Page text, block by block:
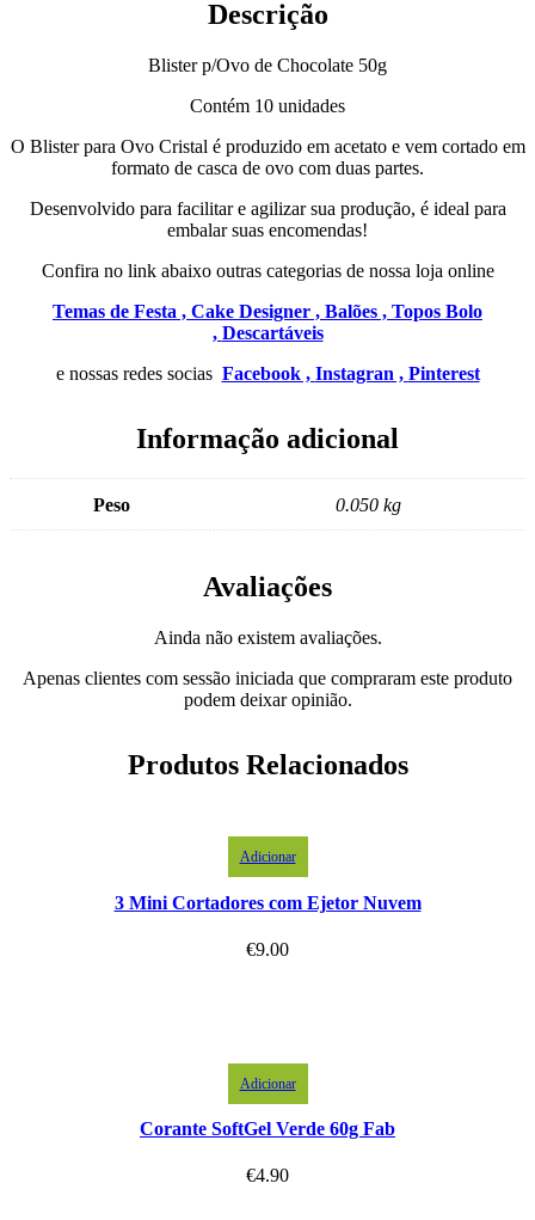
Descrição
Blister p/Ovo de Chocolate 50g
Contém 10 unidades
O Blister para Ovo Cristal é produzido em acetato e vem cortado em
formato de casca de ovo com duas partes.
Desenvolvido para facilitar e agilizar sua produção, é ideal para
embalar suas encomendas!
Confira no link abaixo outras categorias de nossa loja online
Temas de Festa , Cake Designer , Balões , Topos Bolo
, Descartáveis
e nossas redes socias Facebook , Instagran , Pinterest
Informação adicional
Peso 0.050 kg
Avaliações
Ainda não existem avaliações.
Apenas clientes com sessão iniciada que compraram este produto
podem deixar opinião.
Produtos Relacionados
Adicionar
3 Mini Cortadores com Ejetor Nuvem
€9.00
Adicionar
Corante SoftGel Verde 60g Fab
€4.90